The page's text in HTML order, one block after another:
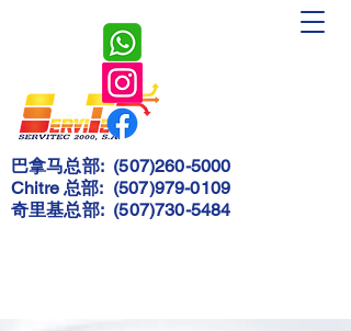
Servitec
2000, S.A.
巴拿马总部: (507)260-5000
Chitre 总部: (507)979-0109
奇里基总部: (507)730-5484